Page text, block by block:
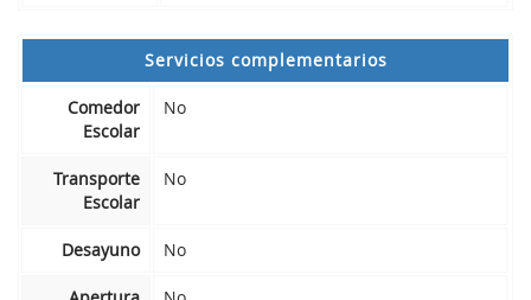
Servicios complementarios
Comedor
Escolar
No
Transporte
Escolar
No
Desayuno No